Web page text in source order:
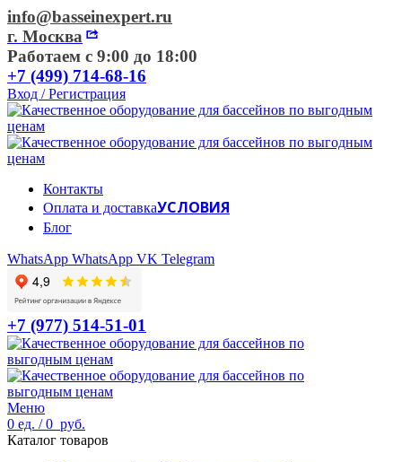
info@basseinexpert.ru
г. Москва
Работаем с 9:00 до 18:00
+7 (499) 714-68-16
Вход / Регистрация
Контакты
Оплата и доставкаУСЛОВИЯ
Блог
WhatsApp WhatsApp VK Telegram
+7 (977) 514-51-01
Меню
0 ед. / 0 руб.
Каталог товаров